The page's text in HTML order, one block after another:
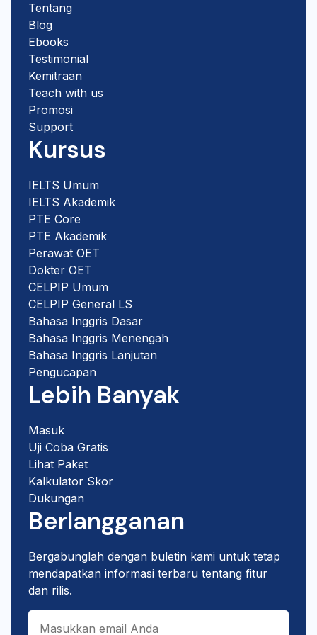
Tentang
Blog
Ebooks
Testimonial
Kemitraan
Teach with us
Promosi
Support
Kursus
IELTS Umum
IELTS Akademik
PTE Core
PTE Akademik
Perawat OET
Dokter OET
CELPIP Umum
CELPIP General LS
Bahasa Inggris Dasar
Bahasa Inggris Menengah
Bahasa Inggris Lanjutan
Pengucapan
Lebih Banyak
Masuk
Uji Coba Gratis
Lihat Paket
Kalkulator Skor
Dukungan
Berlangganan
Bergabunglah dengan buletin kami untuk tetap
mendapatkan informasi terbaru tentang fitur
dan rilis.